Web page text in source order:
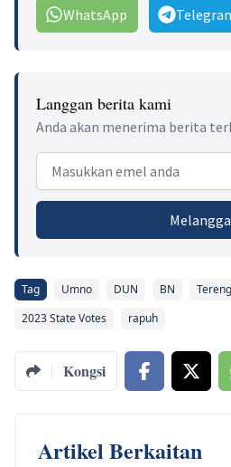
WhatsApp
Langgan berita kami
Anda akan menerima berita
Email address
Tag Umno DUN BN
2023 State Votes
rapuh
Kongsi
Artikel Berkaitan